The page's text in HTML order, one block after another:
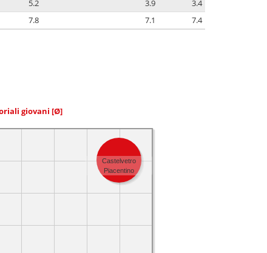
5.2 3.9
3.4
7.8 7.1 7.4
giovani [Ø]
Castelvetro
Piacentino